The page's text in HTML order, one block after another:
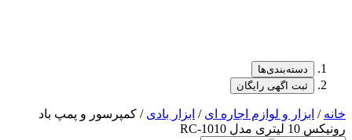
دسته‌بندی‌ها
ثبت اگهی رایگان
خانه/ ابزار و لوازم اجاره ای/ ابزار بادی/ کمپرسور و پمپ باد
رونیکس 10 لیتری مدل RC-1010